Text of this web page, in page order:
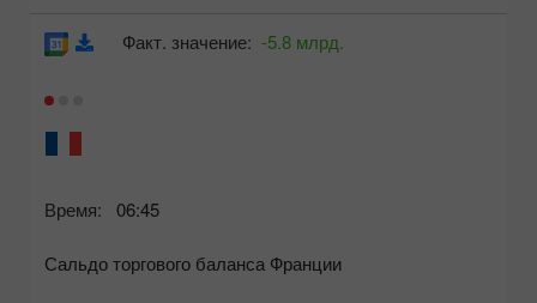
Время: 06:45
Сальдо торгового баланса Франции
Факт. значение: -5.8 млрд.